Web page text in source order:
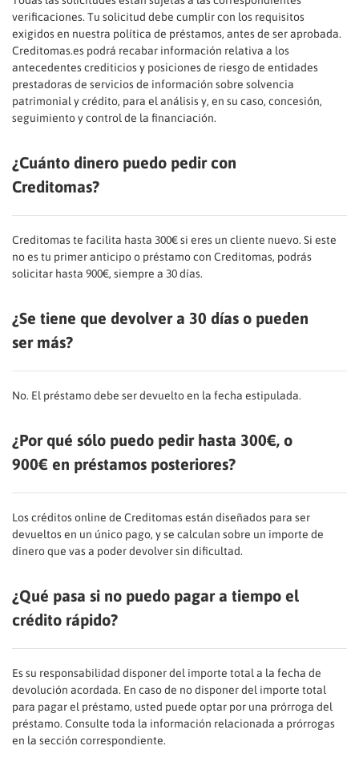
verificaciones. Tu solicitud debe cumplir con los requisitos
exigidos en nuestra política de préstamos, antes de ser aprobada.
Creditomas.es podrá recabar información relativa a los
antecedentes crediticios y posiciones de riesgo de entidades
prestadoras de servicios de información sobre solvencia
patrimonial y crédito, para el análisis y, en su caso, concesión,
seguimiento y control de la financiación.
¿Cuánto dinero puedo pedir con
Creditomas?
Creditomas te facilita hasta 300€ si eres un cliente nuevo. Si este
no es tu primer anticipo o préstamo con Creditomas, podrás
solicitar hasta 900€, siempre a 30 días.
¿Se tiene que devolver a 30 días o pueden
ser más?
No. El préstamo debe ser devuelto en la fecha estipulada.
¿Por qué sólo puedo pedir hasta 300€, o
900€ en préstamos posteriores?
Los créditos online de Creditomas están diseñados para ser
devueltos en un único pago, y se calculan sobre un importe de
dinero que vas a poder devolver sin dificultad.
¿Qué pasa si no puedo pagar a tiempo el
crédito rápido?
Es su responsabilidad disponer del importe total a la fecha de
devolución acordada. En caso de no disponer del importe total
para pagar el préstamo, usted puede optar por una prórroga del
préstamo. Consulte toda la información relacionada a prórrogas
en la sección correspondiente.